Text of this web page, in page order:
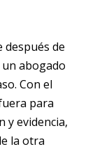
de
un abogado
Con el
para
y evidencia,
la otra